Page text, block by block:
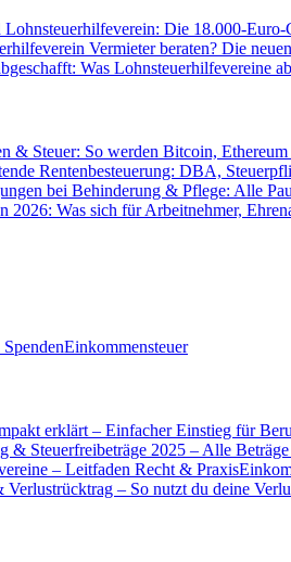
Lohnsteuerhilfeverein: Die 18.000-Euro-
Vermieter beraten? Die
Was Lohnsteuerhilfevereine
& Steuer: So werden Bitcoin,
Rentenbesteuerung: DBA,
bei Behinderung & Pflege: Alle
2026: Was sich für Arbeitnehmer,
Einkommensteuer
erklärt – Einfacher Einstieg für
& Steuerfreibeträge 2025 – Alle
– Leitfaden Recht & Praxis
Verlustrücktrag – So nutzt du deine